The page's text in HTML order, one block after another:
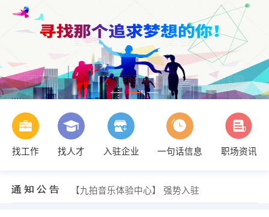
找工作 找人才 入驻企业 一句话信息
职场资讯
【九拍音乐体验中心】 强势入驻